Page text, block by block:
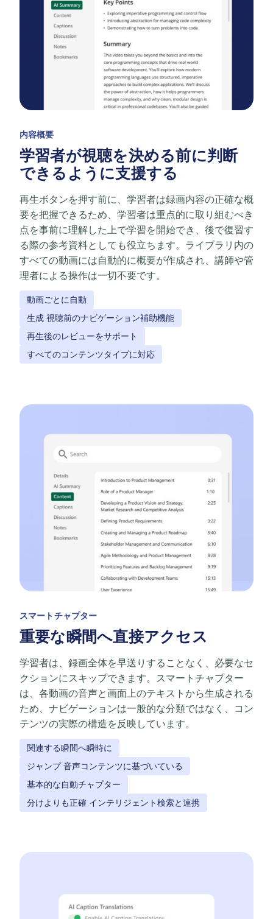
内容概要
学習者が視聴を決める前に判断
できるように支援する
再生ボタンを押す前に、学習者は録画内容の正確な概
要を把握できるため、学習者は重点的に取り組むべき
点を事前に理解した上で学習を開始でき、後で復習す
る際の参考資料としても役立ちます。ライブラリ内の
すべての動画には自動的に概要が作成され、講師や管
理者による操作は一切不要です。
動画ごとに自動
生成 視聴前のナビゲーション補助機能
再生後のレビューをサポート
すべてのコンテンツタイプに対応
スマートチャプター
重要な瞬間へ直接アクセス
学習者は、録画全体を早送りすることなく、必要なセ
クションにスキップできます。スマートチャプター
は、各動画の音声と画面上のテキストから生成される
ため、ナビゲーションは一般的な分類ではなく、コン
テンツの実際の構造を反映しています。
関連する瞬間へ瞬時に
ジャンプ 音声コンテンツに基づいている
基本的な自動チャプター
分けよりも正確 インテリジェント検索と連携